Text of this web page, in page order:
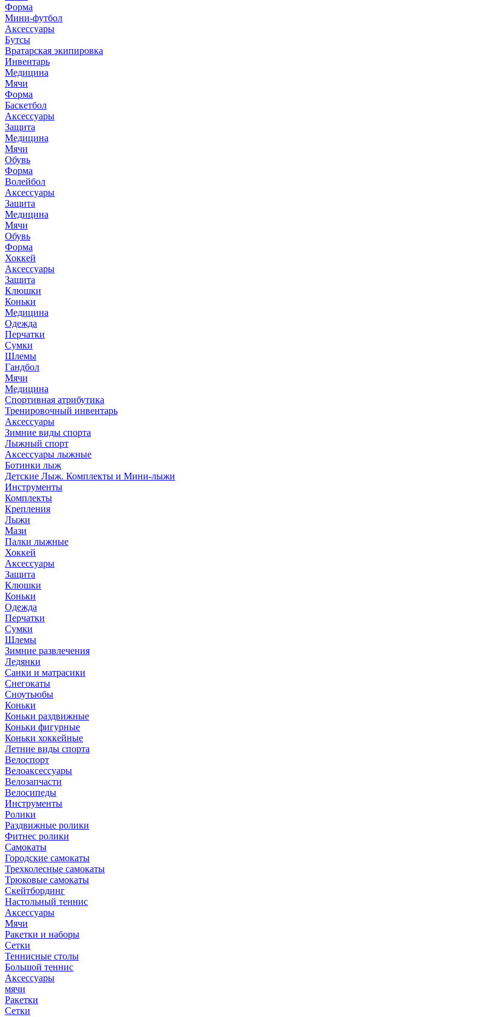
Форма
Мини-футбол
Аксессуары
Бутсы
Вратарская экипировка
Инвентарь
Медицина
Мячи
Форма
Баскетбол
Аксессуары
Защита
Медицина
Мячи
Обувь
Форма
Волейбол
Аксессуары
Защита
Медицина
Мячи
Обувь
Форма
Хоккей
Аксессуары
Защита
Клюшки
Коньки
Медицина
Одежда
Перчатки
Сумки
Шлемы
Гандбол
Мячи
Медицина
Спортивная атрибутика
Тренировочный инвентарь
Аксессуары
Зимние виды спорта
Лыжный спорт
Аксессуары лыжные
Ботинки лыж
Детские Лыж. Комплекты и Мини-лыжи
Инструменты
Комплекты
Крепления
Лыжи
Мази
Палки лыжные
Хоккей
Аксессуары
Защита
Клюшки
Коньки
Одежда
Перчатки
Сумки
Шлемы
Зимние развлечения
Ледянки
Санки и матрасики
Снегокаты
Сноутьюбы
Коньки
Коньки раздвижные
Коньки фигурные
Коньки хоккейные
Летние виды спорта
Велоспорт
Велоаксессуары
Велозапчасти
Велосипеды
Инструменты
Ролики
Раздвижные ролики
Фитнес ролики
Самокаты
Городские самокаты
Трехколесные самокаты
Трюковые самокаты
Скейтбординг
Настольный теннис
Аксессуары
Мячи
Ракетки и наборы
Сетки
Теннисные столы
Большой теннис
Аксессуары
мячи
Ракетки
Сетки